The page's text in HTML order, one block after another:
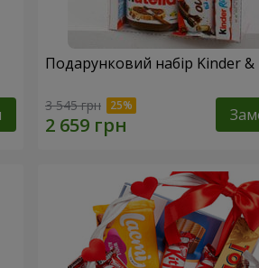
Подарунковий набір Kinder
3 545 грн